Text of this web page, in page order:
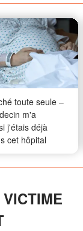
toute seule –
m'a
j'étais déjà
cet hôpital